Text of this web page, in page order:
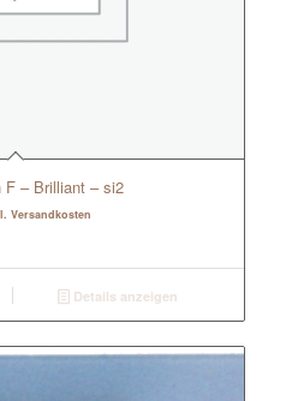
F – Brilliant – si2
Versandkosten
Details anzeigen